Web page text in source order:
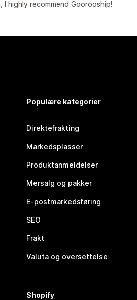
I highly recommend Goorooship!
Populære kategorier
Direktefrakting
Markedsplasser
Produktanmeldelser
Mersalg og pakker
E-postmarkedsføring
SEO
Frakt
Valuta og oversettelse
Shopify